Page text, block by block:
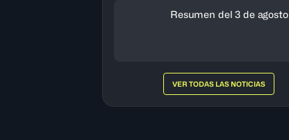
Resumen del 3 de agosto
VER TODAS LAS NOTICIAS